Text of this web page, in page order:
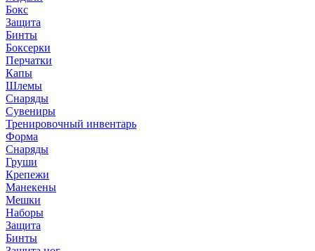
Бокс
Защита
Бинты
Боксерки
Перчатки
Капы
Шлемы
Снаряды
Сувениры
Тренировочный инвентарь
Форма
Снаряды
Груши
Крепежи
Манекены
Мешки
Наборы
Защита
Бинты